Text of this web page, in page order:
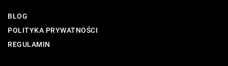
BLOG
POLITYKA PRYWATNOŚCI
REGULAMIN